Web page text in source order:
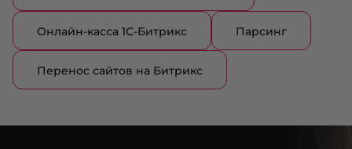
Онлайн-касса 1С-Битрикс Парсинг
Перенос сайтов на Битрикс